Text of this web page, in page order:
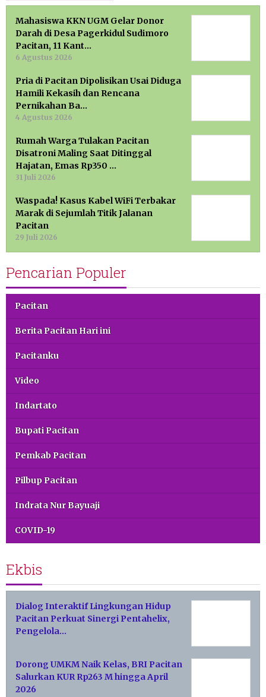
Mahasiswa KKN UGM Gelar Donor
Darah di Desa Pagerkidul Sudimoro
Pacitan, 11 Kant…
6 Agustus 2026
Pria di Pacitan Dipolisikan Usai Diduga
Hamili Kekasih dan Rencana
Pernikahan Ba…
4 Agustus 2026
Rumah Warga Tulakan Pacitan
Disatroni Maling Saat Ditinggal
Hajatan, Emas Rp350 …
31 Juli 2026
Waspada! Kasus Kabel WiFi Terbakar
Marak di Sejumlah Titik Jalanan
Pacitan
29 Juli 2026
Pencarian Populer
Pacitan
Berita Pacitan Hari ini
Pacitanku
Video
Indartato
Bupati Pacitan
Pemkab Pacitan
Pilbup Pacitan
Indrata Nur Bayuaji
COVID-19
Ekbis
Dialog Interaktif Lingkungan Hidup
Pacitan Perkuat Sinergi Pentahelix,
Pengelola…
Dorong UMKM Naik Kelas, BRI Pacitan
Salurkan KUR Rp263 M hingga April
2026